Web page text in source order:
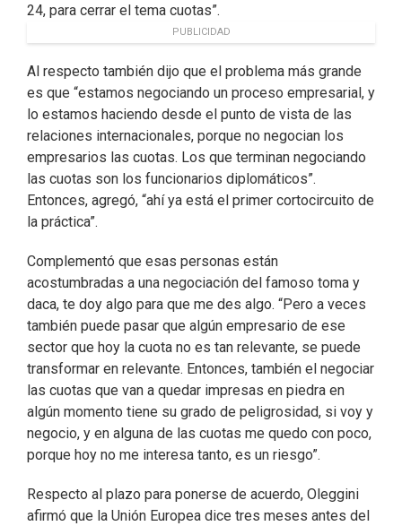
24, para cerrar el tema cuotas”.
PUBLICIDAD
Al respecto también dijo que el problema más grande
es que “estamos negociando un proceso empresarial, y
lo estamos haciendo desde el punto de vista de las
relaciones internacionales, porque no negocian los
empresarios las cuotas. Los que terminan negociando
las cuotas son los funcionarios diplomáticos”.
Entonces, agregó, “ahí ya está el primer cortocircuito de
la práctica”.
Complementó que esas personas están
acostumbradas a una negociación del famoso toma y
daca, te doy algo para que me des algo. “Pero a veces
también puede pasar que algún empresario de ese
sector que hoy la cuota no es tan relevante, se puede
transformar en relevante. Entonces, también el negociar
las cuotas que van a quedar impresas en piedra en
algún momento tiene su grado de peligrosidad, si voy y
negocio, y en alguna de las cuotas me quedo con poco,
porque hoy no me interesa tanto, es un riesgo”.
Respecto al plazo para ponerse de acuerdo, Oleggini
afirmó que la Unión Europea dice tres meses antes del